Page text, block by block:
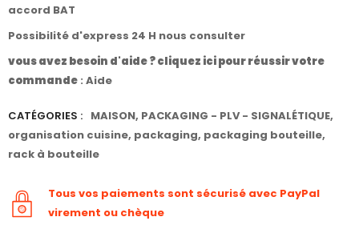
accord BAT
Possibilité d'express 24 H nous consulter
vous avez besoin d'aide ? cliquez ici pour réussir votre
commande : Aide
CATÉGORIES : MAISON, PACKAGING - PLV - SIGNALÉTIQUE,
organisation cuisine, packaging, packaging bouteille,
rack à bouteille
Tous vos paiements sont sécurisé avec PayPal
virement ou chèque